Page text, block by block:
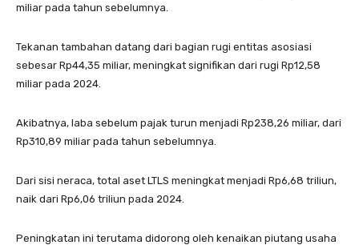
miliar pada tahun sebelumnya.
Tekanan tambahan datang dari bagian rugi entitas asosiasi
sebesar Rp44,35 miliar, meningkat signifikan dari rugi Rp12,58
miliar pada 2024.
Akibatnya, laba sebelum pajak turun menjadi Rp238,26 miliar, dari
Rp310,89 miliar pada tahun sebelumnya.
Dari sisi neraca, total aset LTLS meningkat menjadi Rp6,68 triliun,
naik dari Rp6,06 triliun pada 2024.
Peningkatan ini terutama didorong oleh kenaikan piutang usaha